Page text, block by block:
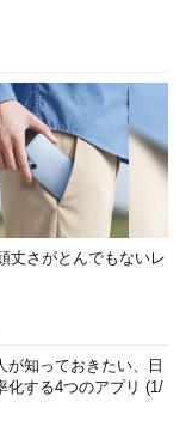
丈さがとんでもないレ
が知っておきたい、日
化する4つのアプリ (1/